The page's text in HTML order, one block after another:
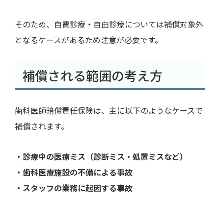
そのため、自費診療・自由診療については補償対象外
となるケースがあるため注意が必要です。
補償される範囲の考え方
歯科医師賠償責任保険は、主に以下のようなケースで
補償されます。
・診療中の医療ミス（診断ミス・処置ミスなど）
・歯科医療施設の不備による事故
・スタッフの業務に起因する事故